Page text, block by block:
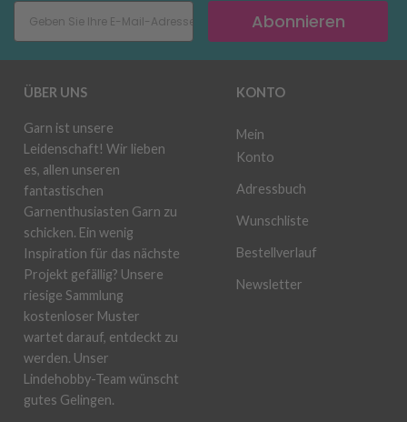
Abonnieren
ÜBER UNS
Garn ist unsere
Leidenschaft! Wir lieben
es, allen unseren
fantastischen
Garnenthusiasten Garn zu
schicken. Ein wenig
Inspiration für das nächste
Projekt gefällig? Unsere
riesige Sammlung
kostenloser Muster
wartet darauf, entdeckt zu
werden. Unser
Lindehobby-Team wünscht
gutes Gelingen.
KONTO
Mein
Konto
Adressbuch
Wunschliste
Bestellverlauf
Newsletter